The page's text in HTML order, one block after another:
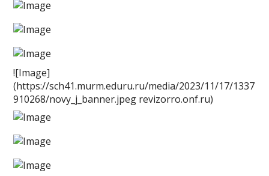
![Image]
(https://sch41.murm.eduru.ru/media/2023/11/17/1337
910268/novy_j_banner.jpeg revizorro.onf.ru)